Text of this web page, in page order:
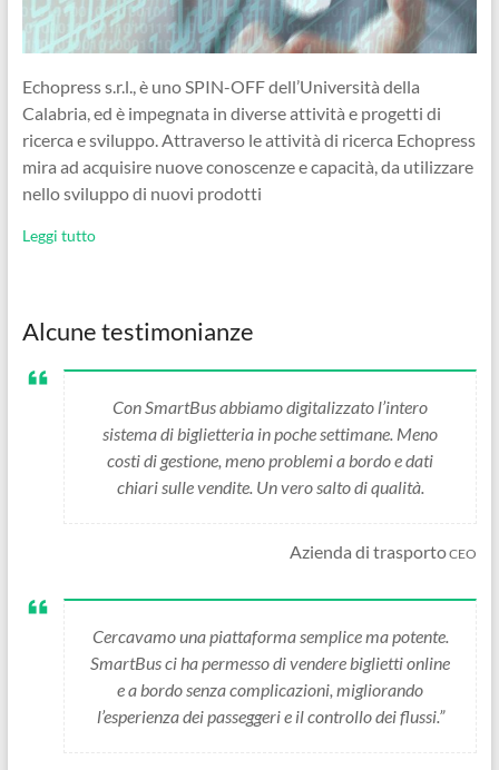
Echopress s.r.l., è uno SPIN-OFF dell’Università della
Calabria, ed è impegnata in diverse attività e progetti di
ricerca e sviluppo. Attraverso le attività di ricerca Echopress
mira ad acquisire nuove conoscenze e capacità, da utilizzare
nello sviluppo di nuovi prodotti
Leggi tutto
Alcune testimonianze
Con SmartBus abbiamo digitalizzato l’intero
sistema di biglietteria in poche settimane. Meno
costi di gestione, meno problemi a bordo e dati
chiari sulle vendite. Un vero salto di qualità.
Azienda di trasportoCEO
Cercavamo una piattaforma semplice ma potente.
SmartBus ci ha permesso di vendere biglietti online
e a bordo senza complicazioni, migliorando
l’esperienza dei passeggeri e il controllo dei flussi.”